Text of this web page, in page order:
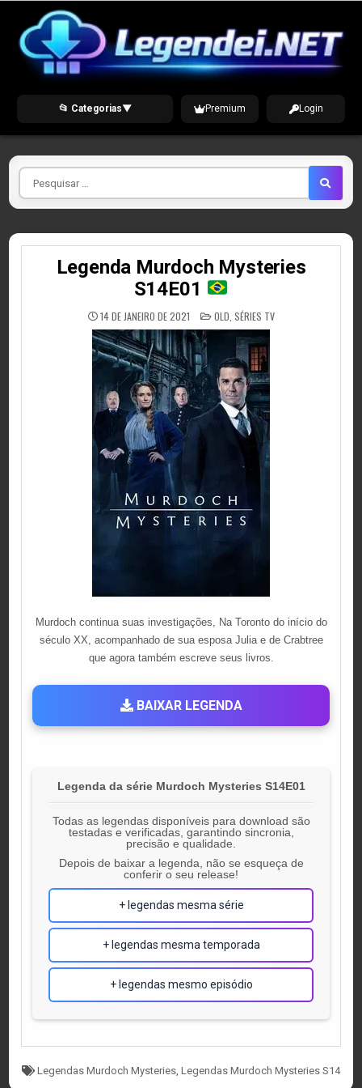
content
📂 Categorias▼ Premium Login
Pesquisar
por
Legenda Murdoch Mysteries
S14E01
14 DE JANEIRO DE 2021 POSTED
IN
OLD SÉRIES TV
Murdoch continua suas investigações, Na Toronto do início do
século XX, acompanhado de sua esposa Julia e de Crabtree
que agora também escreve seus livros.
BAIXAR LEGENDA
Legenda da série Murdoch Mysteries S14E01
Todas as legendas disponíveis para download são
testadas e verificadas, garantindo sincronia,
precisão e qualidade.
Depois de baixar a legenda, não se esqueça de
conferir o seu release!
+ legendas mesma série
+ legendas mesma temporada
+ legendas mesmo episódio
Tagged
Legendas Murdoch Mysteries Legendas Murdoch Mysteries S14